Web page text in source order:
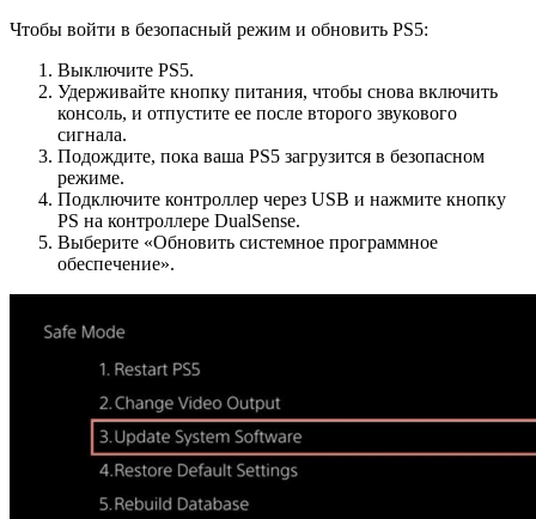
Чтобы войти в безопасный режим и обновить PS5:
Выключите PS5.
Удерживайте кнопку питания, чтобы снова включить
консоль, и отпустите ее после второго звукового
сигнала.
Подождите, пока ваша PS5 загрузится в безопасном
режиме.
Подключите контроллер через USB и нажмите кнопку
PS на контроллере DualSense.
Выберите «Обновить системное программное
обеспечение».